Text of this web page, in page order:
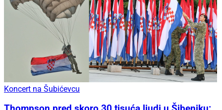
Koncert na Šubićevcu